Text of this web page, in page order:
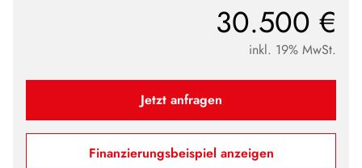
30.500 €
inkl. 19% MwSt.
Jetzt anfragen
Finanzierungsbeispiel anzeigen